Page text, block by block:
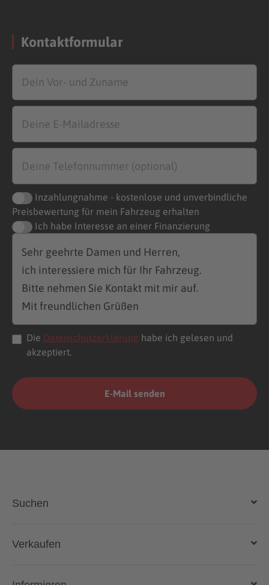
Kontaktformular
Inzahlungnahme - kostenlose und unverbindliche
Preisbewertung für mein Fahrzeug erhalten
Ich habe Interesse an einer Finanzierung
Die Datenschutzerklärung habe ich gelesen und
akzeptiert.
Suchen
Auto kaufen
Verkaufen